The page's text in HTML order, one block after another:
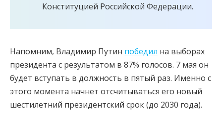
Конституцией Российской Федерации.
Напомним, Владимир Путин победил на выборах
президента с результатом в 87% голосов. 7 мая он
будет вступать в должность в пятый раз. Именно с
этого момента начнет отсчитываться его новый
шестилетний президентский срок (до 2030 года).